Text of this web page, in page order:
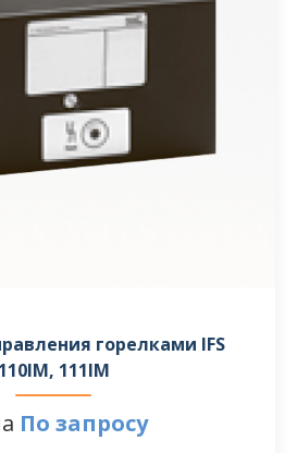
горелками IFS
110IM, 111IM
По запросу